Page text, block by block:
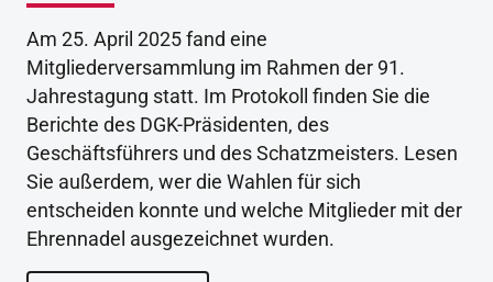
Am 25. April 2025 fand eine
Mitgliederversammlung im Rahmen der 91.
Jahrestagung statt. Im Protokoll finden Sie die
Berichte des DGK-Präsidenten, des
Geschäftsführers und des Schatzmeisters. Lesen
Sie außerdem, wer die Wahlen für sich
entscheiden konnte und welche Mitglieder mit der
Ehrennadel ausgezeichnet wurden.